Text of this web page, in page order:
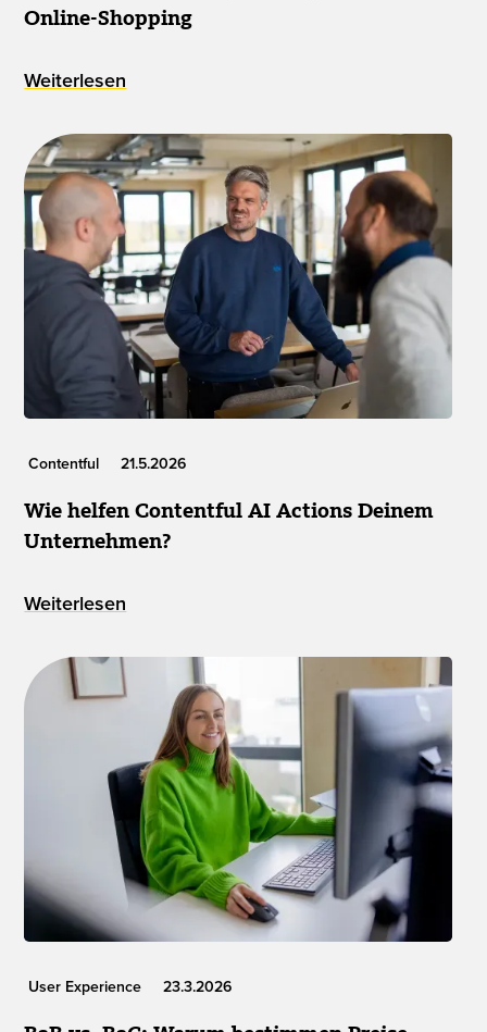
Online-Shopping
Weiterlesen
Contentful 21.5.2026
Wie helfen Contentful AI Actions Deinem
Unternehmen?
Weiterlesen
User Experience 23.3.2026